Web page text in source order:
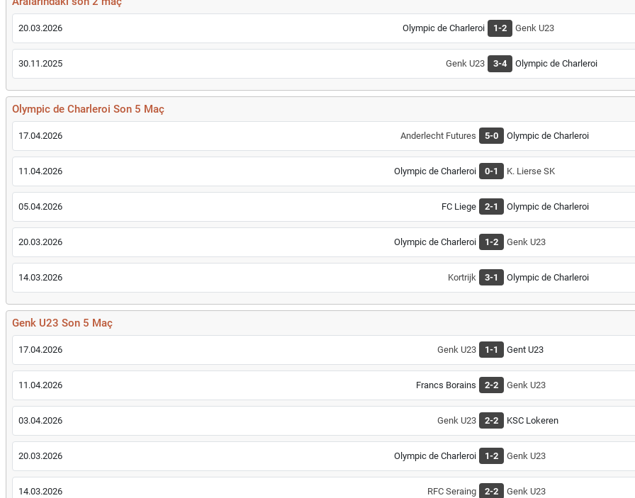
20.03.2026 Olympic de Charleroi 1-2 Genk U23
30.11.2025 Genk U23 3-4 Olympic de Charleroi
Olympic de Charleroi Son 5 Maç
17.04.2026 Anderlecht Futures 5-0 Olympic de Charleroi
11.04.2026 Olympic de Charleroi 0-1 K. Lierse SK
05.04.2026 FC Liege 2-1 Olympic de Charleroi
20.03.2026 Olympic de Charleroi 1-2 Genk U23
14.03.2026 Kortrijk 3-1 Olympic de Charleroi
Genk U23 Son 5 Maç
17.04.2026 Genk U23 1-1 Gent U23
11.04.2026 Francs Borains 2-2 Genk U23
03.04.2026 Genk U23 2-2 KSC Lokeren
20.03.2026 Olympic de Charleroi 1-2 Genk U23
14.03.2026 RFC Seraing 2-2 Genk U23